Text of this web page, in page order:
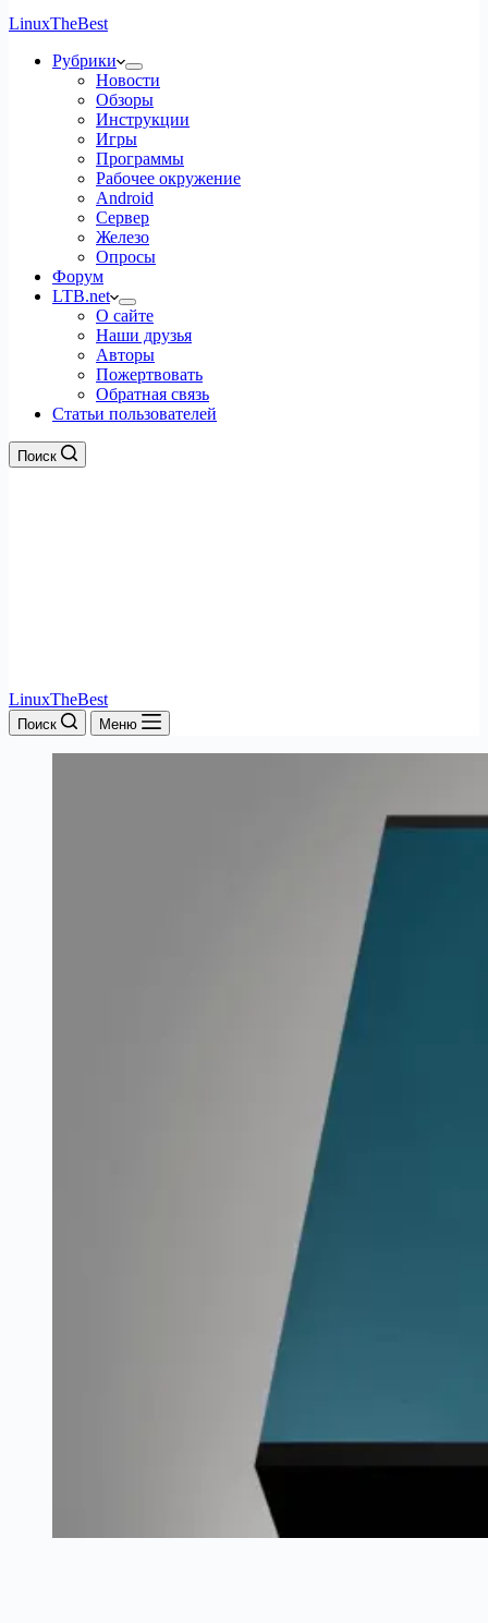
LinuxTheBest
Рубрики
Новости
Обзоры
Инструкции
Игры
Программы
Рабочее окружение
Android
Сервер
Железо
Опросы
Форум
LTB.net
О сайте
Наши друзья
Авторы
Пожертвовать
Обратная связь
Статьи пользователей
Поиск
LinuxTheBest
Поиск Меню